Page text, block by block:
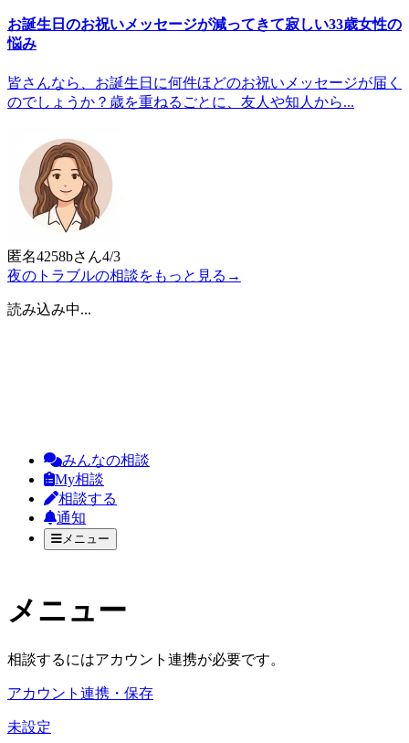
お誕生日のお祝いメッセージが減ってきて寂しい33歳女性の
悩み
皆さんなら、お誕生日に何件ほどのお祝いメッセージが届く
のでしょうか？歳を重ねるごとに、友人や知人から...
匿名4258bさん4/3
夜のトラブルの相談をもっと見る →
読み込み中...
みんなの相談
My相談
相談する
通知
メニュー
メニュー
相談するにはアカウント連携が必要です。
アカウント連携・保存
未設定